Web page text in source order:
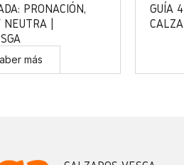
PRONACIÓN,
NEUTRA |
más
GUÍA